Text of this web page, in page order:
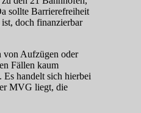
sollte Barrierefreiheit
doch finanzierbar
von Aufzügen oder
Fällen kaum
handelt sich hierbei
MVG liegt, die